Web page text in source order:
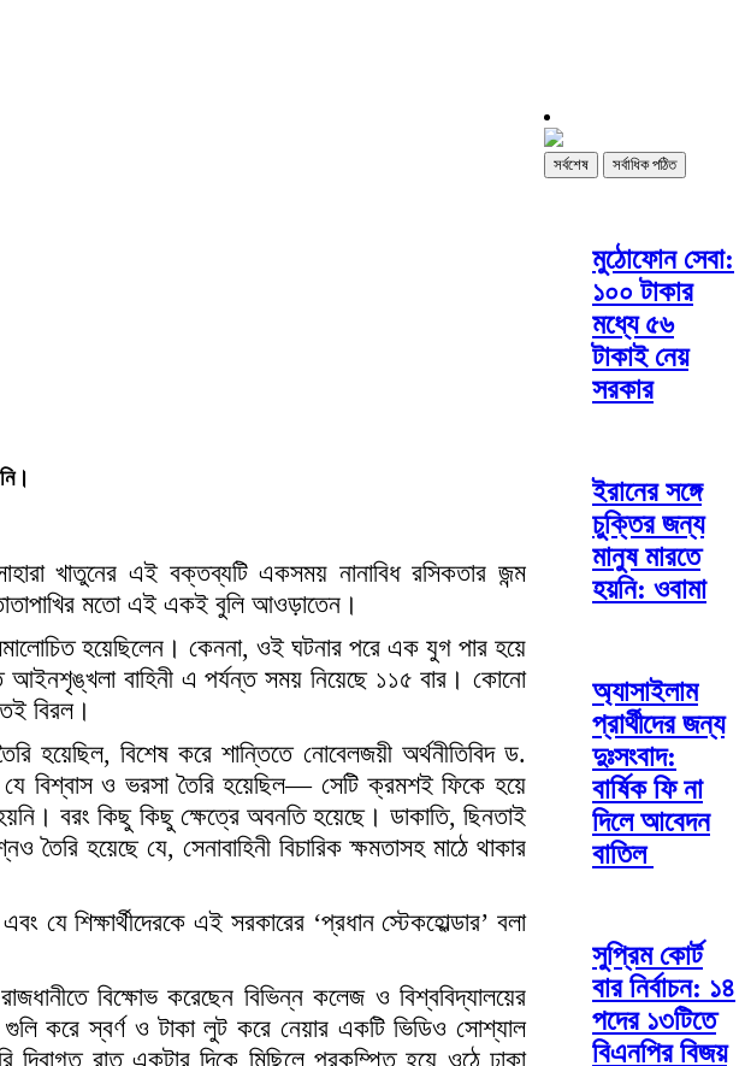
খাতুনের এই বক্তব্যটি একসময় নানাবিধ রসিকতার জন্ম
মতো এই একই বুলি আওড়াতেন।
হয়েছিলেন। কেননা, ওই ঘটনার পরে এক যুগ পার হয়ে
আইনশৃঙ্খলা বাহিনী এ পর্যন্ত সময় নিয়েছে ১১৫ বার। কোনো
বিরল।
হয়েছিল, বিশেষ করে শান্তিতে নোবেলজয়ী অর্থনীতিবিদ ড.
বিশ্বাস ও ভরসা তৈরি হয়েছিল— সেটি ক্রমশই ফিকে হয়ে
বরং কিছু কিছু ক্ষেত্রে অবনতি হয়েছে। ডাকাতি, ছিনতাই
হয়েছে যে, সেনাবাহিনী বিচারিক ক্ষমতাসহ মাঠে থাকার
যে শিক্ষার্থীদেরকে এই সরকারের ‘প্রধান স্টেকহোল্ডার’ বলা
বিক্ষোভ করেছেন বিভিন্ন কলেজ ও বিশ্ববিদ্যালয়ের
গুলি করে স্বর্ণ ও টাকা লুট করে নেয়ার একটি ভিডিও সোশ্যাল
রাত একটার দিকে মিছিলে প্রকম্পিত হয়ে ওঠে ঢাকা
সর্বশেষ সর্বাধিক পঠিত
মুঠোফোন সেবা:
১০০ টাকার
মধ্যে ৫৬
টাকাই নেয়
সরকার
ইরানের সঙ্গে
চুক্তির জন্য
মানুষ মারতে
হয়নি: ওবামা
অ্যাসাইলাম
প্রার্থীদের জন্য
দুঃসংবাদ:
বার্ষিক ফি না
দিলে আবেদন
বাতিল
সুপ্রিম কোর্ট
বার নির্বাচন: ১৪
পদের ১৩টিতে
বিএনপির বিজয়